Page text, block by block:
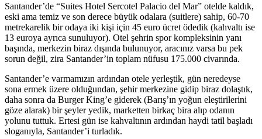
Santander’de “Suites Hotel Sercotel Palacio del Mar” otelde kaldık,
eski ama temiz ve son derece büyük odalara (suitlere) sahip, 60-70
metrekarelik bir odaya iki kişi için 45 euro ücret ödedik (kahvaltı ise
13 euroya ayrıca sunuluyor). Otel şehrin spor kompleksinin yanı
başında, merkezin biraz dışında bulunuyor, aracınız varsa bu pek
sorun değil, zira Santander’in toplam nüfusu 175.000 civarında.
Santander’e varmamızın ardından otele yerleştik, gün neredeyse
sona ermek üzere olduğundan, şehir merkezine gidip biraz dolaştık,
daha sonra da Burger King’e giderek (Barış’ın yoğun eleştirilerini
göze alarak) bir şeyler yedik, marketten birkaç bira alıp odanın
yolunu tuttuk. Ertesi gün ise kahvaltının ardından haydi tatil başladı
sloganıyla, Santander’i turladık.